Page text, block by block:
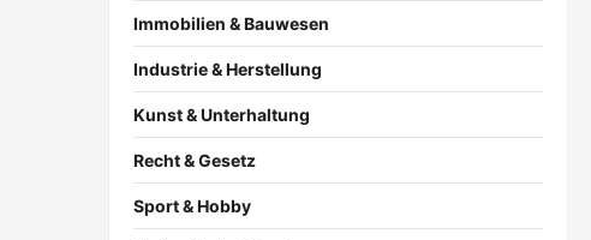
Immobilien & Bauwesen
Industrie & Herstellung
Kunst & Unterhaltung
Recht & Gesetz
Sport & Hobby